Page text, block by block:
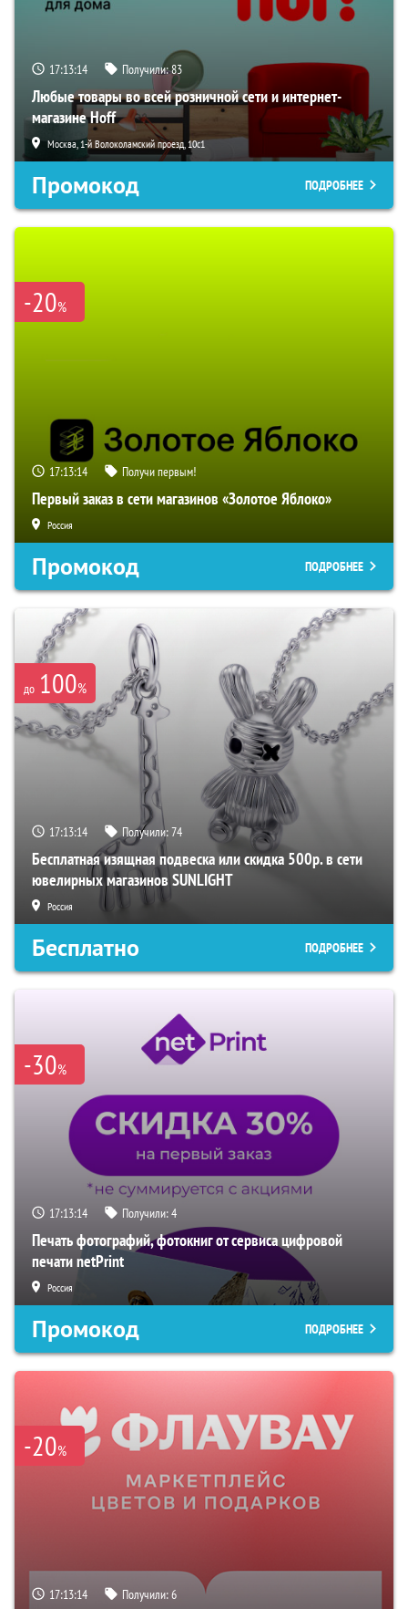
17:13:13 Получили:83
Любые товары во всей розничной сети и интернет-
магазине Hoff
Москва, 1-й Волоколамский проезд, 10с1
Промокод ПОДРОБНЕЕ
-20%
17:13:13 Получи первым!
Первый заказ в сети магазинов «Золотое Яблоко»
Россия
Промокод ПОДРОБНЕЕ
до 100%
17:13:13 Получили:74
Бесплатная изящная подвеска или скидка 500р. в сети
ювелирных магазинов SUNLIGHT
Россия
Бесплатно ПОДРОБНЕЕ
-30%
17:13:13 Получили:4
Печать фотографий, фотокниг от сервиса цифровой
печати netPrint
Россия
Промокод ПОДРОБНЕЕ
-20%
17:13:13 Получили:6